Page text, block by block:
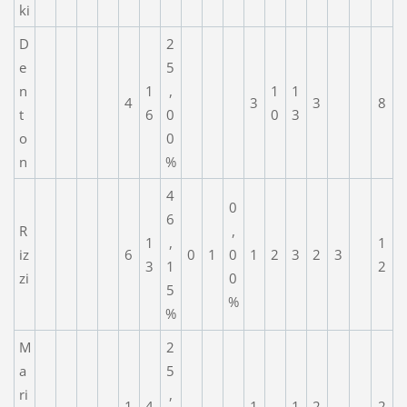
ki
D
e
n
t
o
n
4
1
6
2
5
,
0
0
%
3
1
0
1
3
3 8
R
iz
zi
6
1
3
4
6
,
1
5
%
0 1
0
,
0
0
%
1 2 3 2 3
1
2
M
a
ri
2
5
,